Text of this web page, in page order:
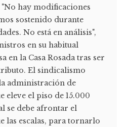
"No hay modificaciones
sostenido durante
No está en análisis",
en su habitual
en la Casa Rosada tras ser
El sindicalismo
administración de
eleve el piso de 15.000
se debe afrontar el
las escalas, para tornarlo